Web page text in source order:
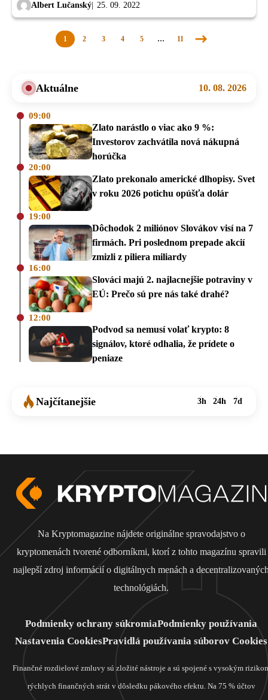
Albert Lučanský 25. 09. 2022
1 2 3 4 5 … 11
Nasledujúca
Aktuálne 10. 08. 2026
09:00
Zlato narástlo o viac ako 9 %:
Investorov zachvátila nová nákupná
horúčka
20:00
Zlato prekonalo americké dlhopisy. Svet
v roku 2026 potichu opúšťa dolár
19:00
Dôchodok 2 miliónov Slovákov visí na 7
firmách. Pri poslednom prepade akcií
zmizli z piliera miliardy
16:00
Slováci majú 2. najlacnejšie potraviny v
EÚ: Prečo sú pre nás také drahé?
12:00
Podvod sa nemusí volať krypto: 8
signálov, ktoré odhalia, že prídete o
peniaze
Najčítanejšie 3h 24h 7d
Na Kryptomagazine nájdete originálne spravodajstvo o
kryptomenách tvorené odborníkmi, ktorí z tohto magazínu spravili
najlepší zdroj informácií o digitálnych menách a
technológiách.
Podmienky ochrany súkromiaPodmienky používania
Nastavenia CookiesPravidlá používania súborov Cookies
Finančné rozdielové zmluvy sú zložité nástroje a sú spojené s vysokým
rýchlych finančných strát v dôsledku pákového efektu. Na 75 % účtov